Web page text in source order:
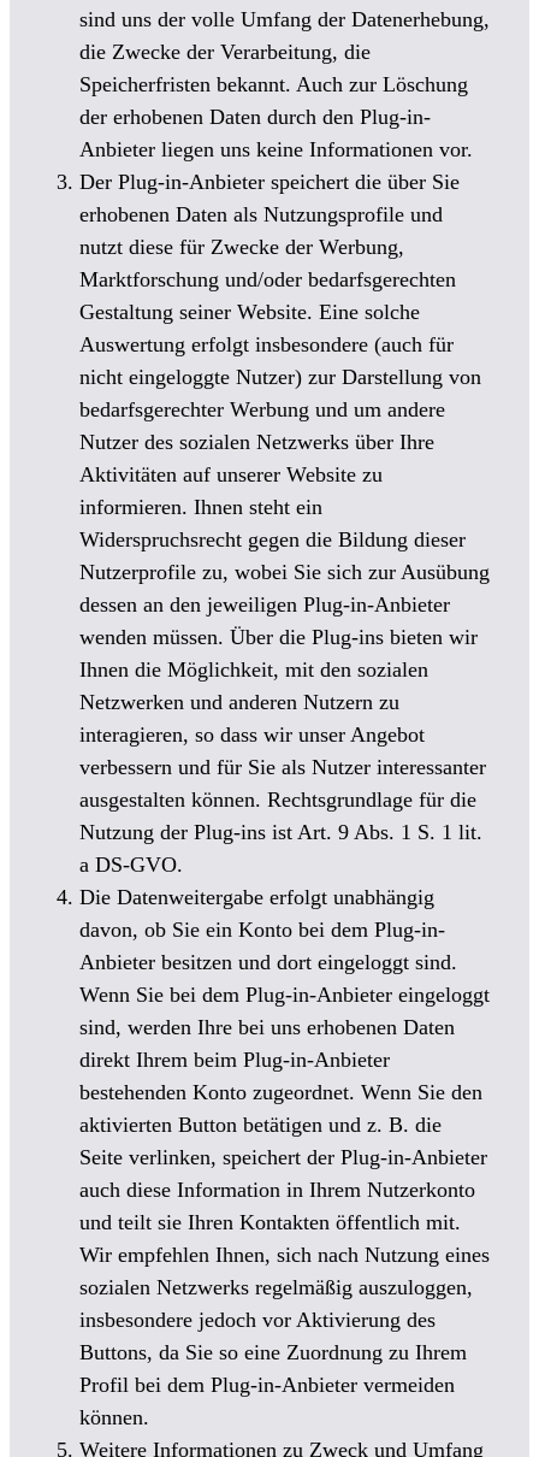
sind uns der volle Umfang der Datenerhebung,
die Zwecke der Verarbeitung, die
Speicherfristen bekannt. Auch zur Löschung
der erhobenen Daten durch den Plug-in-
Anbieter liegen uns keine Informationen vor.
Der Plug-in-Anbieter speichert die über Sie
erhobenen Daten als Nutzungsprofile und
nutzt diese für Zwecke der Werbung,
Marktforschung und/oder bedarfsgerechten
Gestaltung seiner Website. Eine solche
Auswertung erfolgt insbesondere (auch für
nicht eingeloggte Nutzer) zur Darstellung von
bedarfsgerechter Werbung und um andere
Nutzer des sozialen Netzwerks über Ihre
Aktivitäten auf unserer Website zu
informieren. Ihnen steht ein
Widerspruchsrecht gegen die Bildung dieser
Nutzerprofile zu, wobei Sie sich zur Ausübung
dessen an den jeweiligen Plug-in-Anbieter
wenden müssen. Über die Plug-ins bieten wir
Ihnen die Möglichkeit, mit den sozialen
Netzwerken und anderen Nutzern zu
interagieren, so dass wir unser Angebot
verbessern und für Sie als Nutzer interessanter
ausgestalten können. Rechtsgrundlage für die
Nutzung der Plug-ins ist Art. 9 Abs. 1 S. 1 lit.
a DS-GVO.
Die Datenweitergabe erfolgt unabhängig
davon, ob Sie ein Konto bei dem Plug-in-
Anbieter besitzen und dort eingeloggt sind.
Wenn Sie bei dem Plug-in-Anbieter eingeloggt
sind, werden Ihre bei uns erhobenen Daten
direkt Ihrem beim Plug-in-Anbieter
bestehenden Konto zugeordnet. Wenn Sie den
aktivierten Button betätigen und z. B. die
Seite verlinken, speichert der Plug-in-Anbieter
auch diese Information in Ihrem Nutzerkonto
und teilt sie Ihren Kontakten öffentlich mit.
Wir empfehlen Ihnen, sich nach Nutzung eines
sozialen Netzwerks regelmäßig auszuloggen,
insbesondere jedoch vor Aktivierung des
Buttons, da Sie so eine Zuordnung zu Ihrem
Profil bei dem Plug-in-Anbieter vermeiden
können.
Weitere Informationen zu Zweck und Umfang